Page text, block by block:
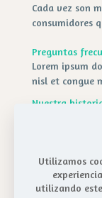
Cada vez son
consumidores
Preguntas
Lorem ipsum
nisl et congue
Nuestra
nuestro
Contáctanos
Lorem ipsum
Utilizamos
utilizando